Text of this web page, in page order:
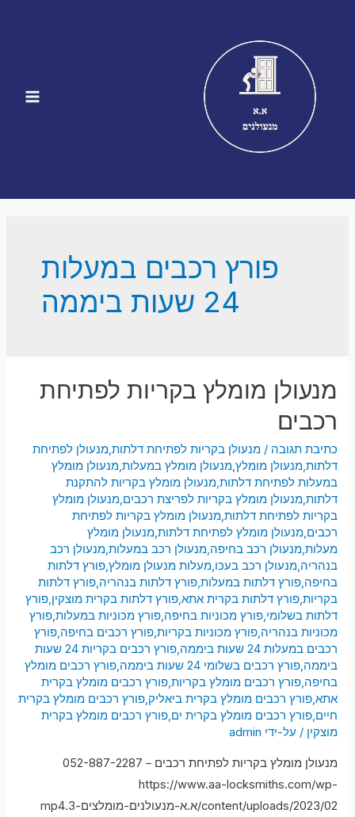
פורץ רכבים במעלות
24 שעות ביממה
מנעולן מומלץ בקריות לפתיחת
רכבים
כתיבת תגובה /מנעולן בקריות לפתיחת דלתות,מנעולן לפתיחת
דלתות,מנעולן מומלץ,מנעולן מומלץ במעלות,מנעולן מומלץ
במעלות לפתיחת דלתות,מנעולן מומלץ בקריות להתקנת
דלתות,מנעולן מומלץ בקריות לפריצת רכבים,מנעולן מומלץ
בקריות לפתיחת דלתות,מנעולן מומלץ בקריות לפתיחת
רכבים,מנעולן מומלץ לפתיחת דלתות,מנעולן מומלץ
מעלות,מנעולן רכב בחיפה,מנעולן רכב במעלות,מנעולן רכב
בנהריה,מנעולן רכב בעכו,מעלות מנעולן מומלץ,פורץ דלתות
בחיפה,פורץ דלתות במעלות,פורץ דלתות בנהריה,פורץ דלתות
בקריות,פורץ דלתות בקרית אתא,פורץ דלתות בקרית מוצקין,פורץ
דלתות בשלומי,פורץ מכוניות בחיפה,פורץ מכוניות במעלות,פורץ
מכוניות בנהריה,פורץ מכוניות בקריות,פורץ רכבים בחיפה,פורץ
רכבים במעלות 24 שעות ביממה
,
פורץ רכבים בקריות 24 שעות
ביממה,פורץ רכבים בשלומי 24 שעות ביממה ,פורץ רכבים מומלץ
בחיפה,פורץ רכבים מומלץ בקריות,פורץ רכבים מומלץ בקרית
אתא,פורץ רכבים מומלץ בקרית ביאליק,פורץ רכבים מומלץ בקרית
חיים,פורץ רכבים מומלץ בקרית ים,פורץ רכבים מומלץ בקרית
מוצקין / על-ידי admin
מנעולן מומלץ בקריות לפתיחת רכבים – 052-887-2287
https://www.aa-locksmiths.com/wp-
content/uploads/2023/02/א.א-מנעולנים-מומלצים-3.mp4